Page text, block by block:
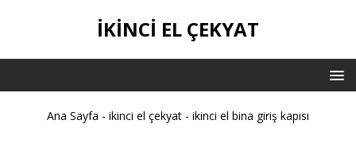
IKINCI EL ÇEKYAT
Ana Sayfa - ikinci el çekyat - ikinci el bina giriş kapısı